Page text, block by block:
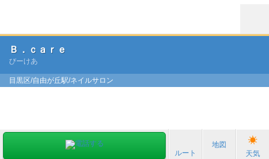
Ｂ．ｃａｒｅ
びーけあ
目黒区/自由が丘駅/ネイルサロン
ルート
地図
天気